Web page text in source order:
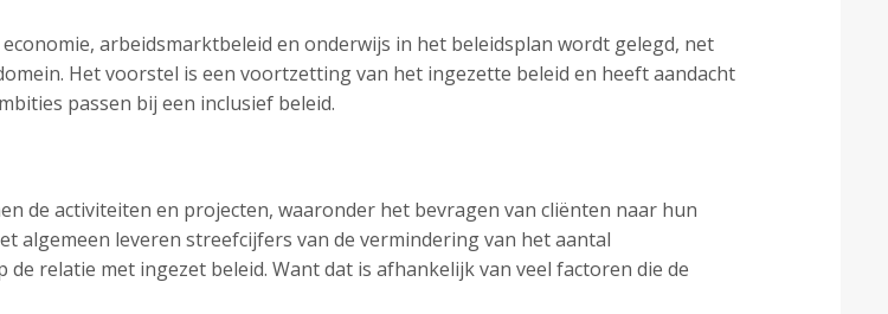
arbeidsmarktbeleid en onderwijs in het beleidsplan wordt gelegd, net
Het voorstel is een voortzetting van het ingezette beleid en heeft aandacht
passen bij een inclusief beleid.
de activiteiten en projecten, waaronder het bevragen van cliënten naar hun
algemeen leveren streefcijfers van de vermindering van het aantal
relatie met ingezet beleid. Want dat is afhankelijk van veel factoren die de